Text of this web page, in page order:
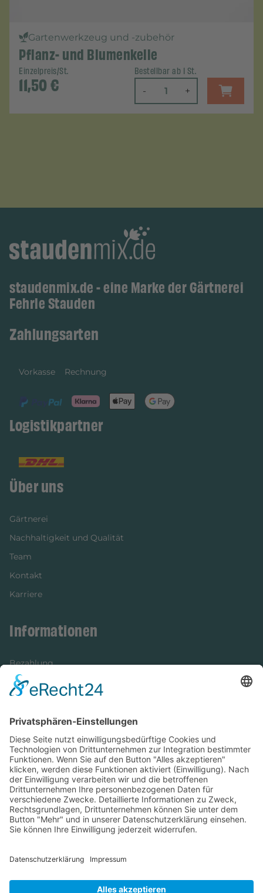
Gartenwerkzeug und -zubehör
Pflanz- und Blumenkelle
Einzelpreis/St.
11,50€
Bestellbar ab 1 St.
- +
staudenmix.de - eine Marke der Gärtnerei
Fehrle Stauden
Zahlungsarten
Vorkasse Rechnung
Logistikpartner
Über uns
Gärtnerei
Nachhaltigkeit und Qualität
Team
Kontakt
Karriere
Informationen
Bezahlung
Newsletter
Versandinformationen
Verfügbarkeit/Verträglichkeit
Rechtliches
Widerrufsrecht und Widerrufsformular
Impressum
Datenschutzerklärung
Cookie-Einstellungen
AGB